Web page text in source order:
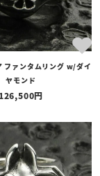
ファンタムリング w/ダイ
ヤモンド
126,500